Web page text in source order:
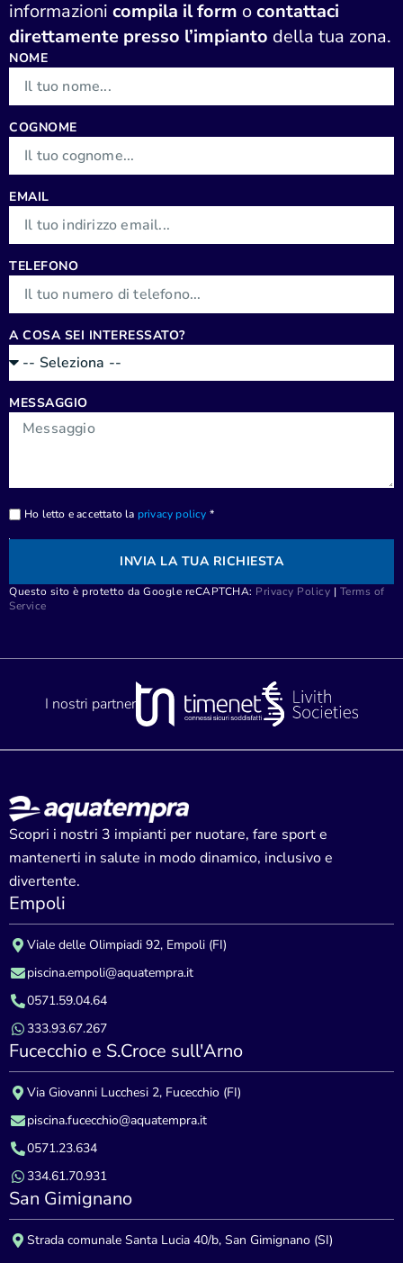
informazioni compila il form ocontattaci
direttamente presso l’impianto della tua zona.
NOME
COGNOME
EMAIL
TELEFONO
A COSA SEI INTERESSATO?
MESSAGGIO
Ho letto e accettato la privacy policy *
INVIA LA TUA RICHIESTA
Questo sito è protetto da Google reCAPTCHA: Privacy Policy | Terms of
Service
I nostri partner
Scopri i nostri 3 impianti per nuotare, fare sport e
mantenerti in salute in modo dinamico, inclusivo e
divertente.
Empoli
Viale delle Olimpiadi 92, Empoli (FI)
piscina.empoli@aquatempra.it
0571.59.04.64
333.93.67.267
Fucecchio e S.Croce sull'Arno
Via Giovanni Lucchesi 2, Fucecchio (FI)
piscina.fucecchio@aquatempra.it
0571.23.634
334.61.70.931
San Gimignano
Strada comunale Santa Lucia 40/b, San Gimignano (SI)